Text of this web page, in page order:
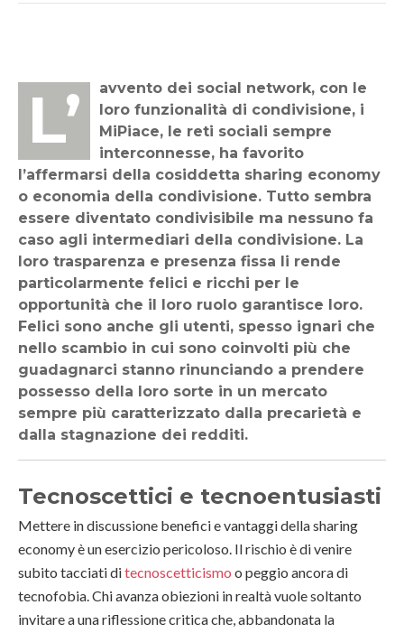
L’avvento dei social network, con le
loro funzionalità di condivisione, i
MiPiace, le reti sociali sempre
interconnesse, ha favorito
l’affermarsi della cosiddetta sharing economy
o economia della condivisione. Tutto sembra
essere diventato condivisibile ma nessuno fa
caso agli intermediari della condivisione. La
loro trasparenza e presenza fissa li rende
particolarmente felici e ricchi per le
opportunità che il loro ruolo garantisce loro.
Felici sono anche gli utenti, spesso ignari che
nello scambio in cui sono coinvolti più che
guadagnarci stanno rinunciando a prendere
possesso della loro sorte in un mercato
sempre più caratterizzato dalla precarietà e
dalla stagnazione dei redditi.
Tecnoscettici e tecnoentusiasti
Mettere in discussione benefici e vantaggi della sharing
economy è un esercizio pericoloso. Il rischio è di venire
subito tacciati ditecnoscetticismo o peggio ancora di
tecnofobia. Chi avanza obiezioni in realtà vuole soltanto
invitare a una riflessione critica che, abbandonata la